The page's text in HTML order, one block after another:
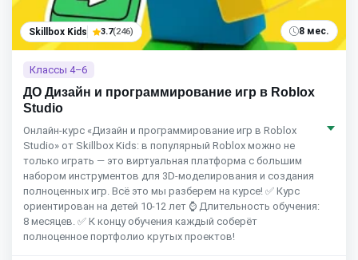
Skillbox Kids 3.7(246) 8 мес.
Классы 4–6
ДО Дизайн и программирование игр в Roblox
Studio
Онлайн-курс «Дизайн и программирование игр в Roblox
Studio» от Skillbox Kids: в популярный Roblox можно не
только играть — это виртуальная платформа с большим
набором инструментов для 3D-моделирования и создания
полноценных игр. Всё это мы разберем на курсе! ✅ Курс
ориентирован на детей 10-12 лет ⌚ Длительность обучения:
8 месяцев. ✅ К концу обучения каждый соберёт
полноценное портфолио крутых проектов!